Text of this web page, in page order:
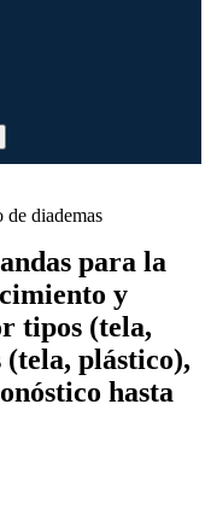
de diademas
para la
y
tipos (tela,
plástico),
hasta